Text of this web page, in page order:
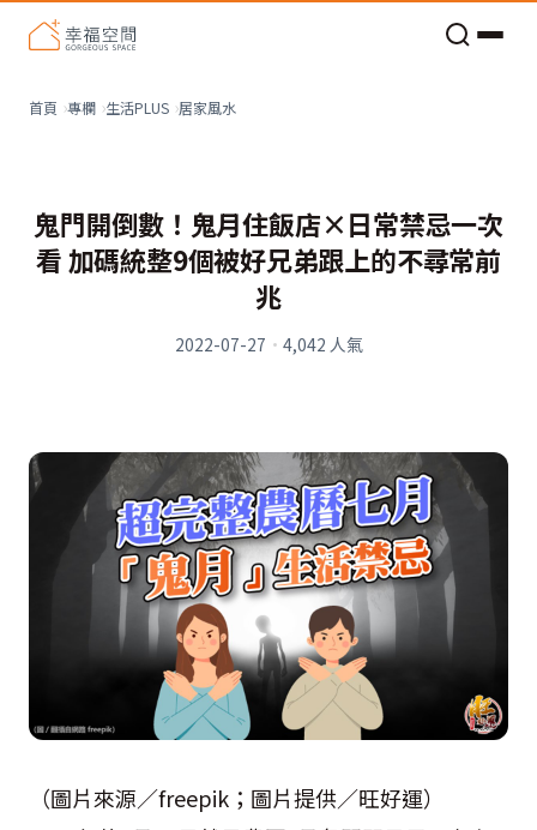
首頁 專欄 生活PLUS 居家風水
鬼門開倒數！鬼月住飯店×日常禁忌一次
看 加碼統整9個被好兄弟跟上的不尋常前
兆
2022-07-27 · 4,042 人氣
（圖片來源／freepik；圖片提供／旺好運）